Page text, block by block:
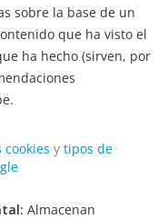
sobre la base de un
que ha visto el
ha hecho (sirven, por
cookies y tipos de
Almacenan